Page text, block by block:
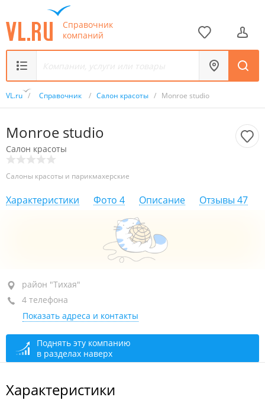
Справочник
компаний
VL.ru / Справочник / Салон красоты / Monroe studio
Monroe studio
Салон красоты
Салоны красоты и парикмахерские
Характеристики Фото 4 Описание Отзывы 47
район "Тихая", ул. Сахалинская, 19
1-й этаж
+7 916 507-36-66администратор
+7 929 423-65-36
+7 902 553-55-73
По предварительной записи
район "Тихая"
4 телефона
Показать адреса и контакты
Поднять эту компанию
в разделах наверх
Характеристики